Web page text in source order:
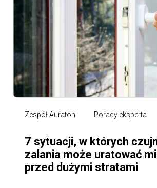
Zespół Auraton Porady eksperta
7 sytuacji, w których
zalania może uratować
przed dużymi stratami